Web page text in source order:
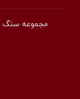
مجموعه سنگ